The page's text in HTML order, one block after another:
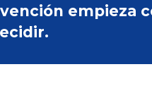
empieza